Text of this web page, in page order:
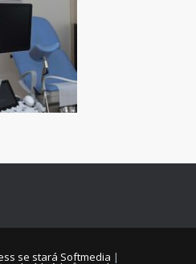
se stará Softmedia |